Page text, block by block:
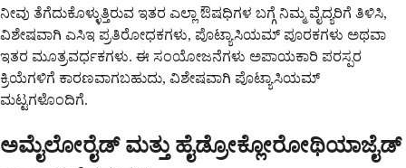
ನೀವು ತೆಗೆದುಕೊಳ್ಳುತ್ತಿರುವ ಇತರ ಎಲ್ಲಾ ಔಷಧಿಗಳ ಬಗ್ಗೆ ನಿಮ್ಮ ವೈದ್ಯರಿಗೆ ತಿಳಿಸಿ,
ವಿಶೇಷವಾಗಿ ಎಸಿಇ ಪ್ರತಿರೋಧಕಗಳು, ಪೊಟ್ಯಾಸಿಯಮ್ ಪೂರಕಗಳು ಅಥವಾ
ಇತರ ಮೂತ್ರವರ್ಧಕಗಳು. ಈ ಸಂಯೋಜನೆಗಳು ಅಪಾಯಕಾರಿ ಪರಸ್ಪರ
ಕ್ರಿಯೆಗಳಿಗೆ ಕಾರಣವಾಗಬಹುದು, ವಿಶೇಷವಾಗಿ ಪೊಟ್ಯಾಸಿಯಮ್
ಮಟ್ಟಗಳೊಂದಿಗೆ.
ಅಮೈಲೋರೈಡ್ ಮತ್ತು ಹೈಡ್ರೋಕ್ಲೋರೋಥಿಯಾಜೈಡ್